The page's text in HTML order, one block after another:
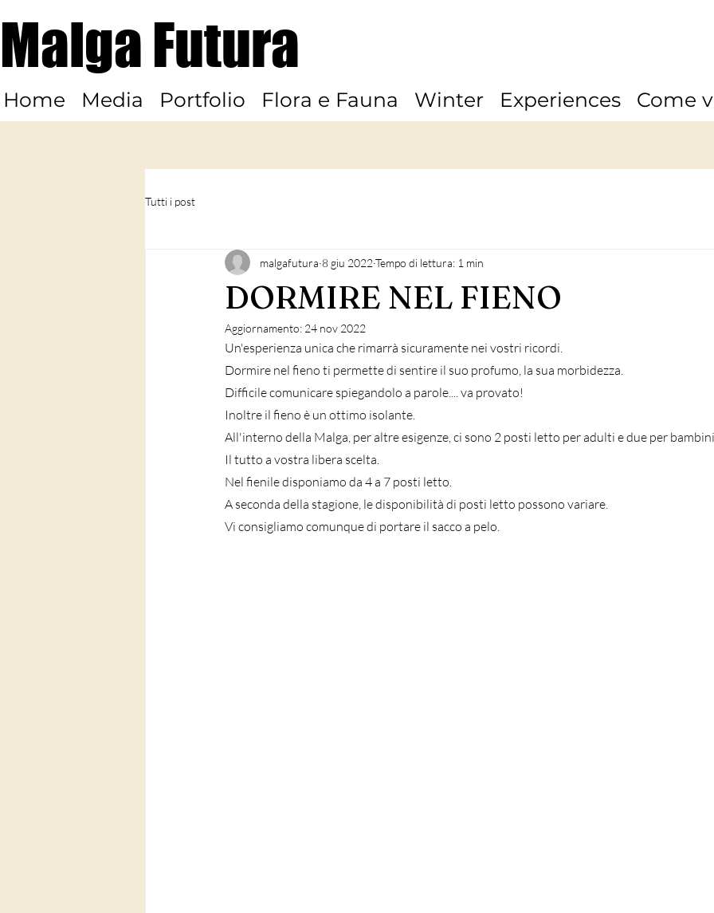
Malga Futura
Home Media Portfolio Flora e Fauna Winter Experiences Come
Tutti i post
DORMIRE NEL FIENO
malgafutura 8 giu 2022 Tempo di lettura: 1 min
Aggiornamento: 24 nov 2022
Un'esperienza unica che rimarrà sicuramente nei vostri ricordi.
Dormire nel fieno ti permette di sentire il suo profumo, la sua morbidezza.
Difficile comunicare spiegandolo a parole.... va provato!
Inoltre il fieno è un ottimo isolante.
All'interno della Malga, per altre esigenze, ci sono 2 posti letto per adulti e due per
Il tutto a vostra libera scelta.
Nel fienile disponiamo da 4 a 7 posti letto.
A seconda della stagione, le disponibilità di posti letto possono variare.
Vi consigliamo comunque di portare il sacco a pelo.